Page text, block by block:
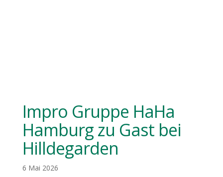
Impro Gruppe HaHa
Hamburg zu Gast bei
Hilldegarden
6 Mai 2026